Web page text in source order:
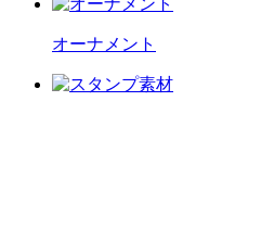
オーナメント